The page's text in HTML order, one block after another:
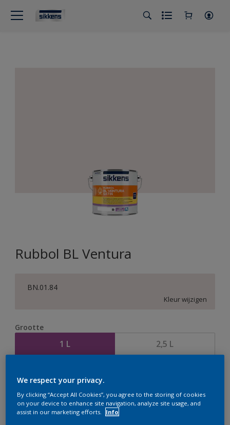
Rubbol BL Ventura
BN.01.84
Kleur wijzigen
Grootte
1 L 2,5 L
Bereken
We respect your privacy.
By clicking “Accept All Cookies”, you agree to the storing of cookies
on your device to enhance site navigation, analyze site usage, and
assist in our marketing efforts.
Info